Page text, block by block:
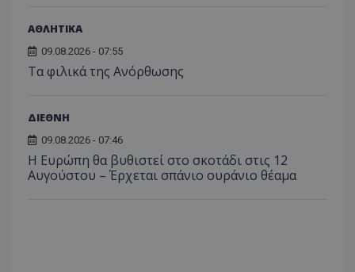
ΑΘΛΗΤΙΚΑ
09.08.2026 - 07:55
Τα φιλικά της Ανόρθωσης
ΔΙΕΘΝΗ
09.08.2026 - 07:46
Η Ευρώπη θα βυθιστεί στο σκοτάδι στις 12
Αυγούστου – Έρχεται σπάνιο ουράνιο θέαμα